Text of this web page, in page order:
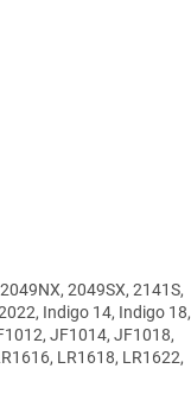
2049SX, 2141S,
Indigo 14, Indigo 18,
JF1014, JF1018,
LR1618, LR1622,